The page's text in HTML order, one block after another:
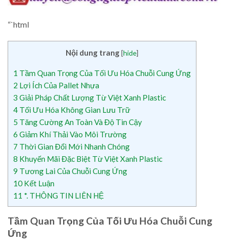
“`html
Nội dung trang[hide]
1 Tầm Quan Trọng Của Tối Ưu Hóa Chuỗi Cung Ứng
2 Lợi Ích Của Pallet Nhựa
3 Giải Pháp Chất Lượng Từ Việt Xanh Plastic
4 Tối Ưu Hóa Không Gian Lưu Trữ
5 Tăng Cường An Toàn Và Độ Tin Cậy
6 Giảm Khí Thải Vào Môi Trường
7 Thời Gian Đổi Mới Nhanh Chóng
8 Khuyến Mãi Đặc Biệt Từ Việt Xanh Plastic
9 Tương Lai Của Chuỗi Cung Ứng
10 Kết Luận
11 *. THÔNG TIN LIÊN HỆ
Tầm Quan Trọng Của Tối Ưu Hóa Chuỗi Cung
Ứng